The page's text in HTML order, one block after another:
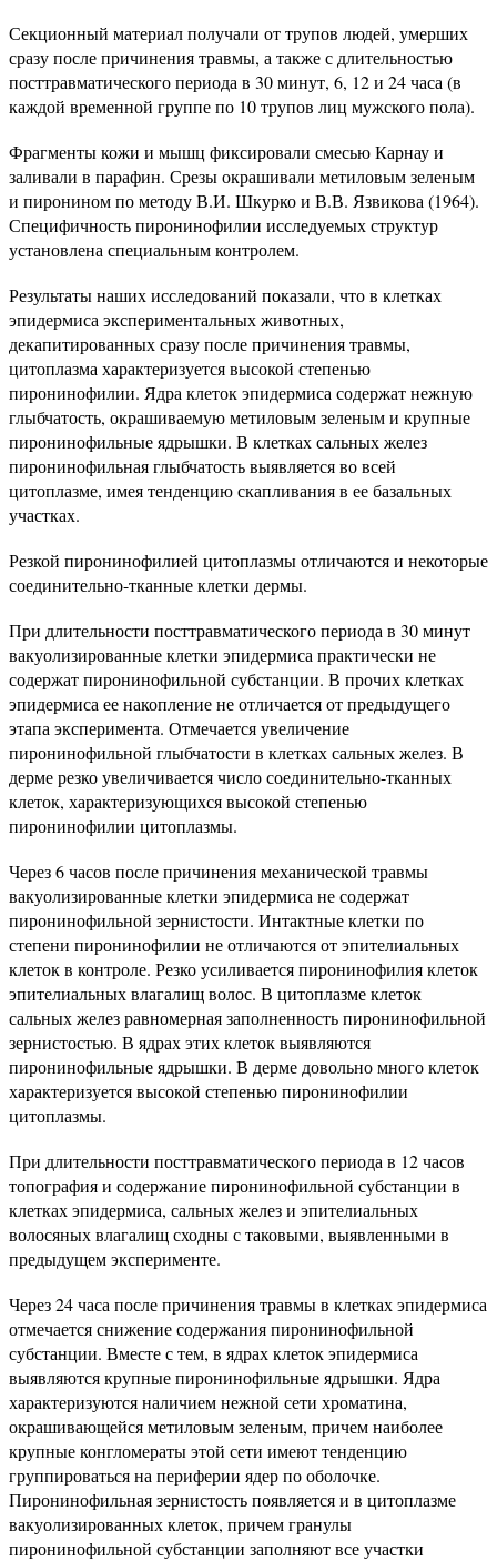
Секционный материал получали от трупов людей, умерших
сразу после причинения травмы, а также с длительностью
посттравматического периода в 30 минут, 6, 12 и 24 часа (в
каждой временной группе по 10 трупов лиц мужского пола).
Фрагменты кожи и мышц фиксировали смесью Карнау и
заливали в парафин. Срезы окрашивали метиловым зеленым
и пиронином по методу В.И. Шкурко и В.В. Язвикова (1964).
Специфичность пиронинофилии исследуемых структур
установлена специальным контролем.
Результаты наших исследований показали, что в клетках
эпидермиса экспериментальных животных,
декапитированных сразу после причинения травмы,
цитоплазма характеризуется высокой степенью
пиронинофилии. Ядра клеток эпидермиса содержат нежную
глыбчатость, окрашиваемую метиловым зеленым и крупные
пиронинофильные ядрышки. В клетках сальных желез
пиронинофильная глыбчатость выявляется во всей
цитоплазме, имея тенденцию скапливания в ее базальных
участках.
Резкой пиронинофилией цитоплазмы отличаются и некоторые
соединительно-тканные клетки дермы.
При длительности посттравматического периода в 30 минут
вакуолизированные клетки эпидермиса практически не
содержат пиронинофильной субстанции. В прочих клетках
эпидермиса ее накопление не отличается от предыдущего
этапа эксперимента. Отмечается увеличение
пиронинофильной глыбчатости в клетках сальных желез. В
дерме резко увеличивается число соединительно-тканных
клеток, характеризующихся высокой степенью
пиронинофилии цитоплазмы.
Через 6 часов после причинения механической травмы
вакуолизированные клетки эпидермиса не содержат
пиронинофильной зернистости. Интактные клетки по
степени пиронинофилии не отличаются от эпителиальных
клеток в контроле. Резко усиливается пиронинофилия клеток
эпителиальных влагалищ волос. В цитоплазме клеток
сальных желез равномерная заполненность пиронинофильной
зернистостью. В ядрах этих клеток выявляются
пиронинофильные ядрышки. В дерме довольно много клеток
характеризуется высокой степенью пиронинофилии
цитоплазмы.
При длительности посттравматического периода в 12 часов
топография и содержание пиронинофильной субстанции в
клетках эпидермиса, сальных желез и эпителиальных
волосяных влагалищ сходны с таковыми, выявленными в
предыдущем эксперименте.
Через 24 часа после причинения травмы в клетках эпидермиса
отмечается снижение содержания пиронинофильной
субстанции. Вместе с тем, в ядрах клеток эпидермиса
выявляются крупные пиронинофильные ядрышки. Ядра
характеризуются наличием нежной сети хроматина,
окрашивающейся метиловым зеленым, причем наиболее
крупные конгломераты этой сети имеют тенденцию
группироваться на периферии ядер по оболочке.
Пиронинофильная зернистость появляется и в цитоплазме
вакуолизированных клеток, причем гранулы
пиронинофильной субстанции заполняют все участки